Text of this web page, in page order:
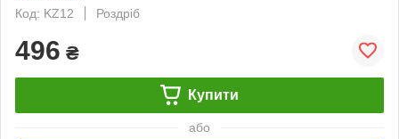
Код: KZ12
Роздріб
496 ₴
Купити
або